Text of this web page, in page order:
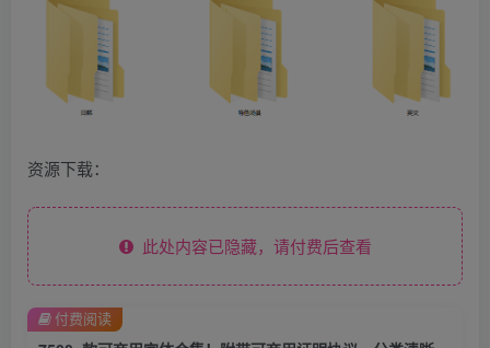
资源下载：
此处内容已隐藏，请付费后查看
付费阅读